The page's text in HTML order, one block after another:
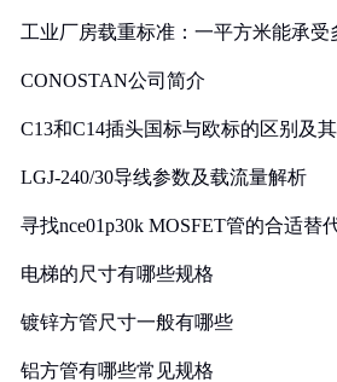
工业厂房载重标准：一平方米能承受
CONOSTAN公司简介
C13和C14插头国标与欧标的区别及
LGJ-240/30导线参数及载流量解析
寻找nce01p30k MOSFET管的合适替
电梯的尺寸有哪些规格
镀锌方管尺寸一般有哪些
铝方管有哪些常见规格